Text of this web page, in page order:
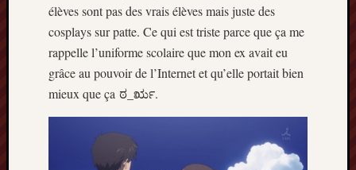
élèves sont pas des vrais élèves mais juste des
cosplays sur patte. Ce qui est triste parce que ça me
rappelle l’uniforme scolaire que mon ex avait eu
grâce au pouvoir de l’Internet et qu’elle portait bien
mieux que ça ಠ_ರೃ.